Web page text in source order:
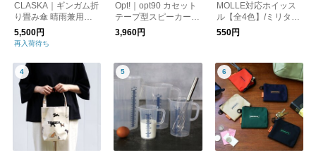
CLASKA｜ギンガム折
り畳み傘 晴雨兼用
（遮光）
5,500円
再入荷待ち
Opt!｜opt90 カセット
テープ型スピーカー/B
luetooth
3,960円
MOLLE対応ホイッス
ル【全4色】/ミリタリ
ー 笛 防災
550円